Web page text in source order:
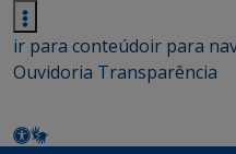
ir para conteúdoir para
Ouvidoria Transparência